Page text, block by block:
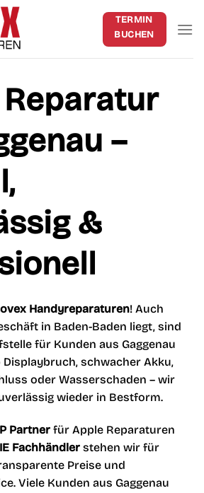
TERMIN
BUCHEN
–
&
Handyreparaturen! Auch
in Baden-Baden liegt, sind
für Kunden aus Gaggenau
Displaybruch, schwacher Akku,
oder Wasserschaden – wir
wieder in Bestform.
Partner für Apple Reparaturen
Fachhändler stehen wir für
Preise und
Viele Kunden aus Gaggenau